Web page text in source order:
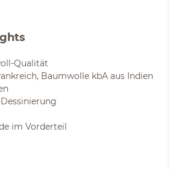
Qualität
Baumwolle kbA aus Indien
im Vorderteil